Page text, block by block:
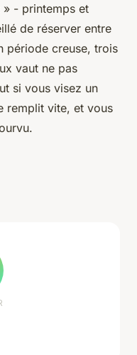
» - printemps et
de réserver entre
période creuse, trois
vaut ne pas
si vous visez un
remplit vite, et vous